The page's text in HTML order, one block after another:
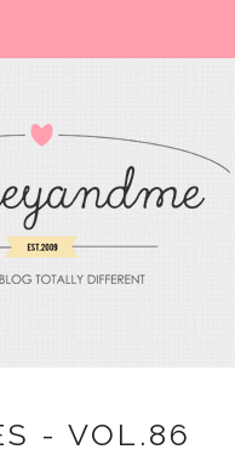
- VOL.86